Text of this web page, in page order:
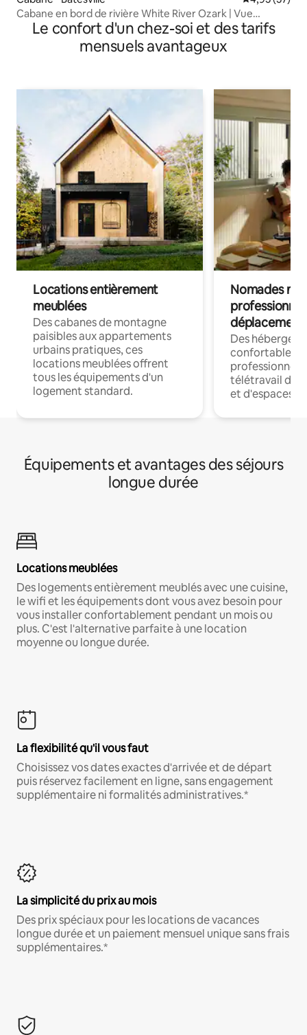
Cabane en bord de rivière White River Ozark | Vue
imprenable
Le confort d'un chez-soi et des tarifs
mensuels avantageux
Locations entièrement
meublées
Des cabanes de montagne
paisibles aux appartements
urbains pratiques, ces
locations meublées offrent
tous les équipements d'un
logement standard.
Nomades
déplacement
Des
confortables
professionnels
télétravail
et d'espaces
Équipements et avantages des séjours
longue durée
Locations meublées
Des logements entièrement meublés avec une cuisine,
le wifi et les équipements dont vous avez besoin pour
vous installer confortablement pendant un mois ou
plus. C'est l'alternative parfaite à une location
moyenne ou longue durée.
La flexibilité qu'il vous faut
Choisissez vos dates exactes d'arrivée et de départ
puis réservez facilement en ligne, sans engagement
supplémentaire ni formalités administratives.*
La simplicité du prix au mois
Des prix spéciaux pour les locations de vacances
longue durée et un paiement mensuel unique sans frais
supplémentaires.*